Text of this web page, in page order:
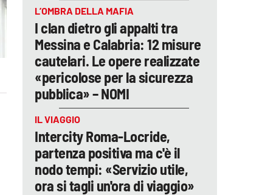
L’OMBRA DELLA MAFIA
I clan dietro gli appalti tra
Messina e Calabria: 12 misure
cautelari. Le opere realizzate
«pericolose per la sicurezza
pubblica» – NOMI
IL VIAGGIO
Intercity Roma-Locride,
partenza positiva ma c'è il
nodo tempi: «Servizio utile,
ora si tagli un'ora di viaggio»